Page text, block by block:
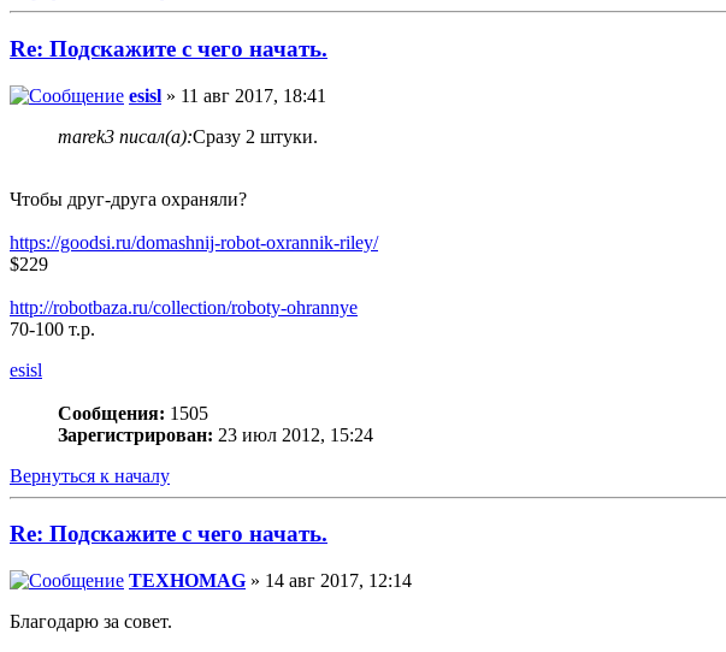
Re: Подскажите с чего начать.
esisl » 11 авг 2017, 18:41
marek3 писал(а):Сразу 2 штуки.
Чтобы друг-друга охраняли?
https://goodsi.ru/domashnij-robot-oxrannik-riley/
$229
http://robotbaza.ru/collection/roboty-ohrannye
70-100 т.р.
esisl
Сообщения: 1505
Зарегистрирован: 23 июл 2012, 15:24
Вернуться к началу
Re: Подскажите с чего начать.
TEXHOMAG » 14 авг 2017, 12:14
Благодарю за совет.